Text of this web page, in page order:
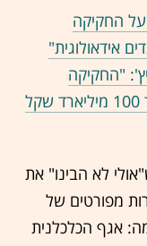
על החקיקה
אידאולוגית"
"החקיקה
המשפטית עלולה להביא לאובדן של עד 100 מיליארד שקל
לא הבינו" את
מפורטים של
אגף הכלכלנית